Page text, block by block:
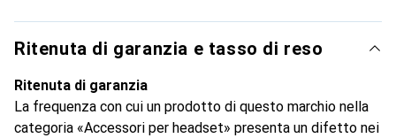
Ritenuta di garanzia e tasso di reso
Ritenuta di garanzia
La frequenza con cui un prodotto di questo marchio nella
categoria «Accessori per headset» presenta un difetto nei